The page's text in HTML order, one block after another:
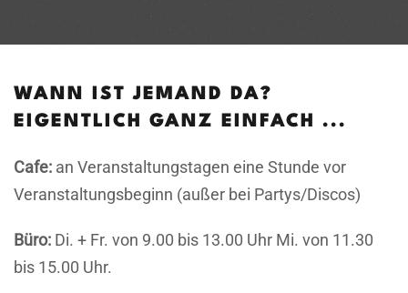
WANN IST JEMAND DA?
EIGENTLICH GANZ EINFACH ...
Cafe: an Veranstaltungstagen eine Stunde vor
Veranstaltungsbeginn (außer bei Partys/Discos)
Büro: Di. + Fr. von 9.00 bis 13.00 Uhr Mi. von 11.30
bis 15.00 Uhr.